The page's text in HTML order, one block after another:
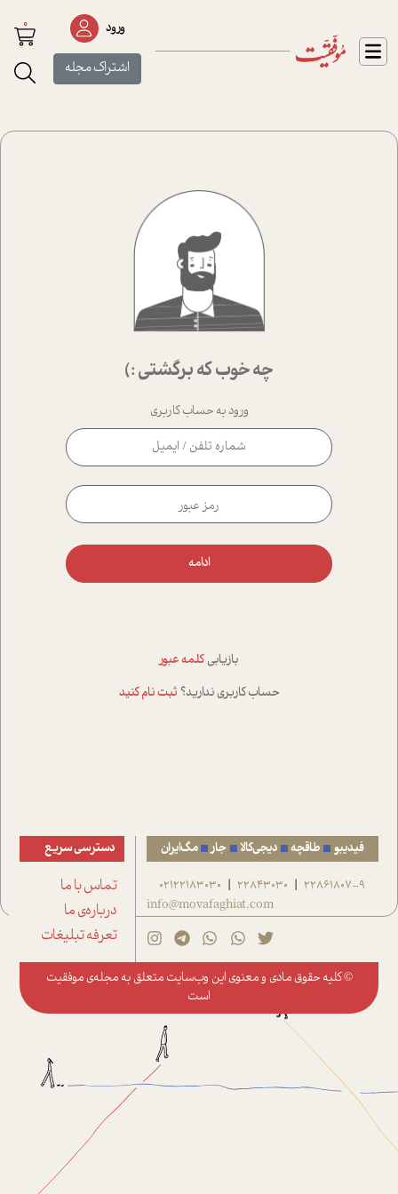
ورود
اشتراک مجله
0
چه خوب که برگشتی :)
ورود به حساب کاربری
ادامه
بازیابی کلمه عبور
حساب کاربری ندارید؟ ثبت نام کنید
فیدیبو طاقچه دیجی‌کالا جار مگ‌ایران
22861807-9
|
22843030
|
02122183030
info@movafaghiat.com
دسترسی سریع
تماس با ما
درباره‌ی ما
تعرفه تبلیغات
© کلیه حقوق مادی و معنوی این وب‌سایت متعلق به مجله‌ی موفقیت
است